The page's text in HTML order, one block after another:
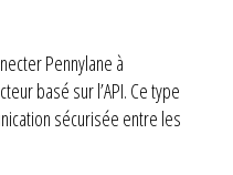
Pennylane à
basé sur l’API. Ce type
sécurisée entre les